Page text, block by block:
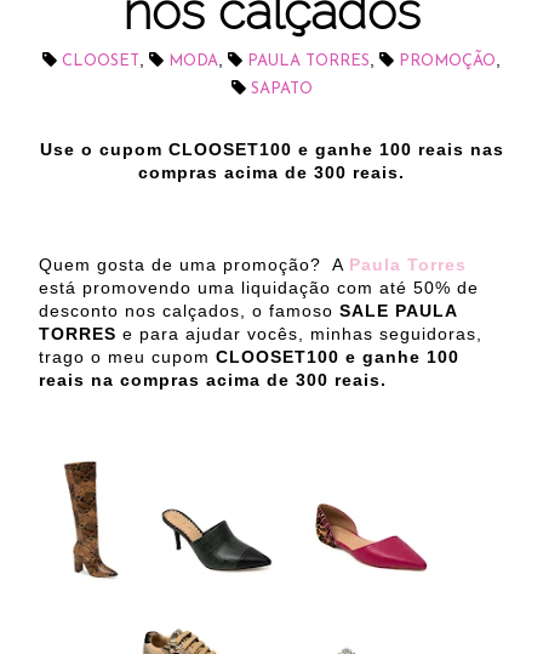
CLOOSET MODA PAULA TORRES PROMOÇÃO
SAPATO
Use o cupom CLOOSET100 e ganhe 100 reais nas
compras acima de 300 reais.
Quem gosta de uma promoção? A Paula Torres
está promovendo uma liquidação com até 50% de
desconto nos calçados, o famoso SALE PAULA
TORRES e para ajudar vocês, minhas seguidoras,
trago o meu cupom CLOOSET100 e ganhe 100
reais na compras acima de 300 reais.